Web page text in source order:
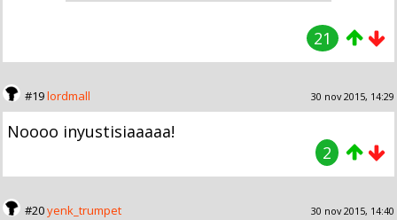
21
#19lordmall 30 nov 2015, 14:29
Noooo inyustisiaaaaa!
2
#20yenk_trumpet 30 nov 2015, 14:40